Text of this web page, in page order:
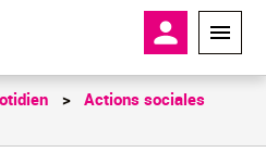
principal
En-tête -
Actions sociales